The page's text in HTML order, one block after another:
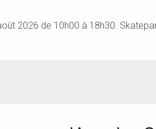
2026 de 10h00 à 18h30.